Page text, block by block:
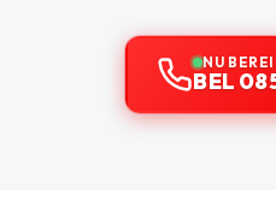
NU
BEL